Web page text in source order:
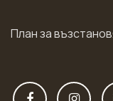
План за